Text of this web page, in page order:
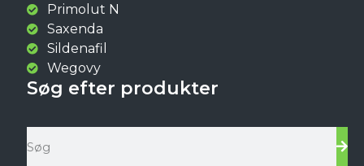
Primolut N
Saxenda
Sildenafil
Wegovy
Søg efter produkter